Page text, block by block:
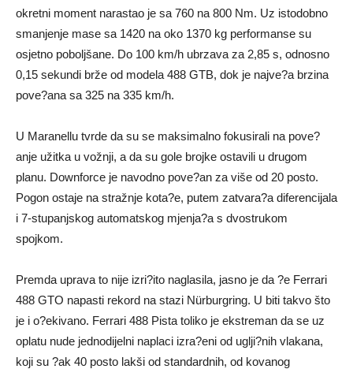
okretni moment narastao je sa 760 na 800 Nm. Uz istodobno
smanjenje mase sa 1420 na oko 1370 kg performanse su
osjetno poboljšane. Do 100 km/h ubrzava za 2,85 s, odnosno
0,15 sekundi brže od modela 488 GTB, dok je najve?a brzina
pove?ana sa 325 na 335 km/h.
U Maranellu tvrde da su se maksimalno fokusirali na pove?
anje užitka u vožnji, a da su gole brojke ostavili u drugom
planu. Downforce je navodno pove?an za više od 20 posto.
Pogon ostaje na stražnje kota?e, putem zatvara?a diferencijala
i 7-stupanjskog automatskog mjenja?a s dvostrukom
spojkom.
Premda uprava to nije izri?ito naglasila, jasno je da ?e Ferrari
488 GTO napasti rekord na stazi Nürburgring. U biti takvo što
je i o?ekivano. Ferrari 488 Pista toliko je ekstreman da se uz
oplatu nude jednodijelni naplaci izra?eni od uglji?nih vlakana,
koji su ?ak 40 posto lakši od standardnih, od kovanog